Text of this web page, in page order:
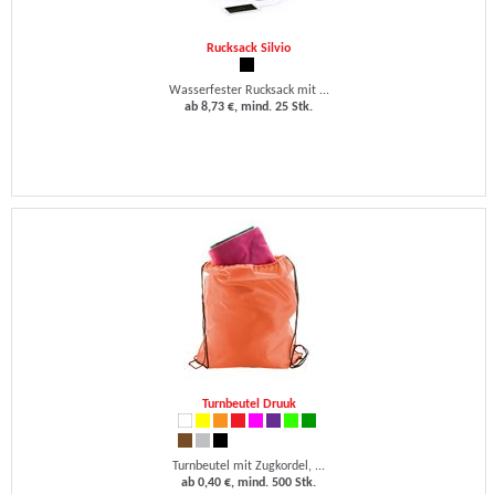
Rucksack Silvio
Wasserfester Rucksack mit ...
ab 8,73 €, mind. 25 Stk.
Turnbeutel Druuk
Turnbeutel mit Zugkordel, ...
ab 0,40 €, mind. 500 Stk.